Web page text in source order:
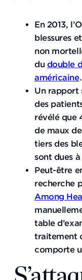
En 2013,
blessures
non
du double
américaine.
Un rapport
des
révélé que
de maux
tiers des
sont dues
Peut-être
recherche
Among
table
traitement
comporte